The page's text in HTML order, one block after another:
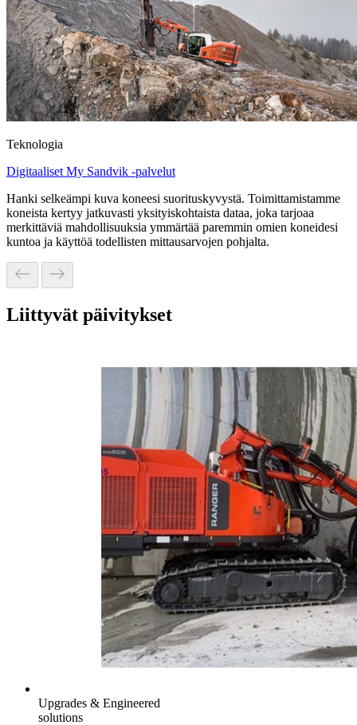
Teknologia
Digitaaliset My Sandvik -palvelut
Hanki selkeämpi kuva koneesi suorituskyvystä. Toimittamistamme
koneista kertyy jatkuvasti yksityiskohtaista dataa, joka tarjoaa
merkittäviä mahdollisuuksia ymmärtää paremmin omien koneidesi
kuntoa ja käyttöä todellisten mittausarvojen pohjalta.
Liittyvät päivitykset
Upgrades & Engineered
solutions